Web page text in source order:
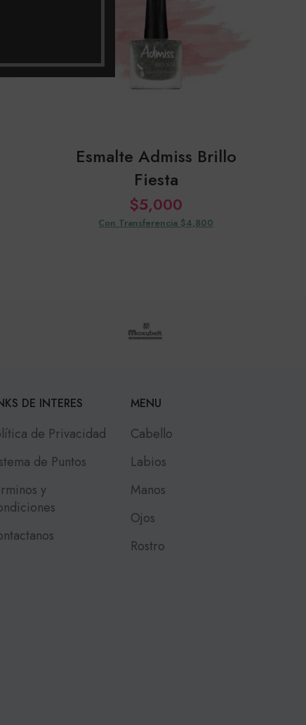
Esmalte Admiss Brillo
Fiesta
$5,000
Con Transferencia $4,800
DE INTERES
de Privacidad
de Puntos
y
MENU
Cabello
Labios
Manos
Ojos
Rostro